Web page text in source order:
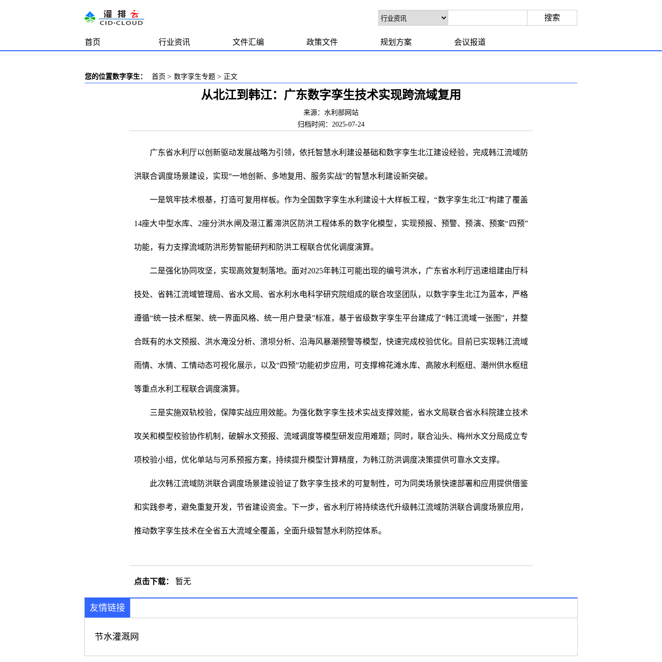
首页 行业资讯 文件汇编 政策文件 规划方案 会议报道
您的位置数字孪生： 首页 > 数字孪生专题 > 正文
从北江到韩江：广东数字孪生技术实现跨流域复用
来源：水利部网站
归档时间：2025-07-24
广东省水利厅以创新驱动发展战略为引领，依托智慧水利建设基础和数字孪生北江建设经验，完成韩江流域防
洪联合调度场景建设，实现“一地创新、多地复用、服务实战”的智慧水利建设新突破。
一是筑牢技术根基，打造可复用样板。作为全国数字孪生水利建设十大样板工程，“数字孪生北江”构建了覆盖
14座大中型水库、2座分洪水闸及潖江蓄滞洪区防洪工程体系的数字化模型，实现预报、预警、预演、预案“四预”
功能，有力支撑流域防洪形势智能研判和防洪工程联合优化调度演算。
二是强化协同攻坚，实现高效复制落地。面对2025年韩江可能出现的编号洪水，广东省水利厅迅速组建由厅科
技处、省韩江流域管理局、省水文局、省水利水电科学研究院组成的联合攻坚团队，以数字孪生北江为蓝本，严格
遵循“统一技术框架、统一界面风格、统一用户登录”标准，基于省级数字孪生平台建成了“韩江流域一张图”，并整
合既有的水文预报、洪水淹没分析、溃坝分析、沿海风暴潮预警等模型，快速完成校验优化。目前已实现韩江流域
雨情、水情、工情动态可视化展示，以及“四预”功能初步应用，可支撑棉花滩水库、高陂水利枢纽、潮州供水枢纽
等重点水利工程联合调度演算。
三是实施双轨校验，保障实战应用效能。为强化数字孪生技术实战支撑效能，省水文局联合省水科院建立技术
攻关和模型校验协作机制，破解水文预报、流域调度等模型研发应用难题；同时，联合汕头、梅州水文分局成立专
项校验小组，优化单站与河系预报方案，持续提升模型计算精度，为韩江防洪调度决策提供可靠水文支撑。
此次韩江流域防洪联合调度场景建设验证了数字孪生技术的可复制性，可为同类场景快速部署和应用提供借鉴
和实践参考，避免重复开发，节省建设资金。下一步，省水利厅将持续迭代升级韩江流域防洪联合调度场景应用，
推动数字孪生技术在全省五大流域全覆盖，全面升级智慧水利防控体系。
点击下载： 暂无
友情链接
节水灌溉网